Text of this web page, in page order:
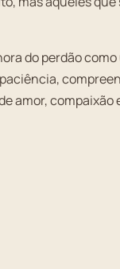
do perdão
amor,